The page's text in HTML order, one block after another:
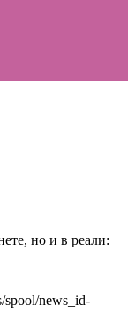
но и в реали:
news_id-